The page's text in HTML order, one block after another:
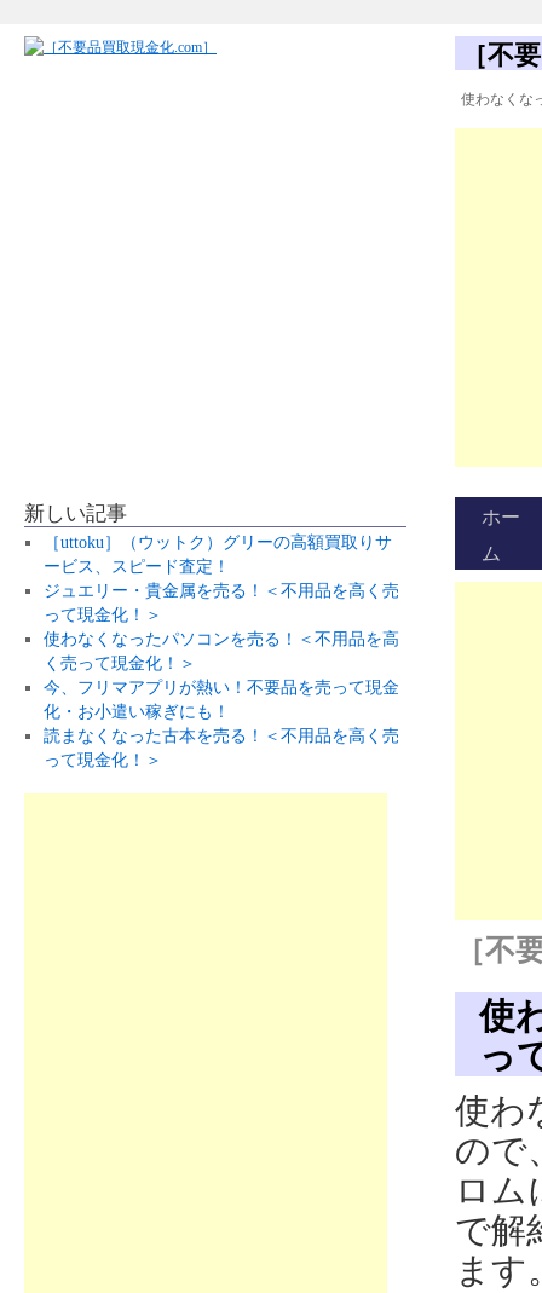
［不
使わなくな
ホー
ム
［不
使
っ
使わ
ので
ロム
で解
ま
新しい記事
［uttoku］（ウットク）グリーの高額買取りサ
ービス、スピード査定！
ジュエリー・貴金属を売る！＜不用品を高く売
って現金化！＞
使わなくなったパソコンを売る！＜不用品を高
く売って現金化！＞
今、フリマアプリが熱い！不要品を売って現金
化・お小遣い稼ぎにも！
読まなくなった古本を売る！＜不用品を高く売
って現金化！＞